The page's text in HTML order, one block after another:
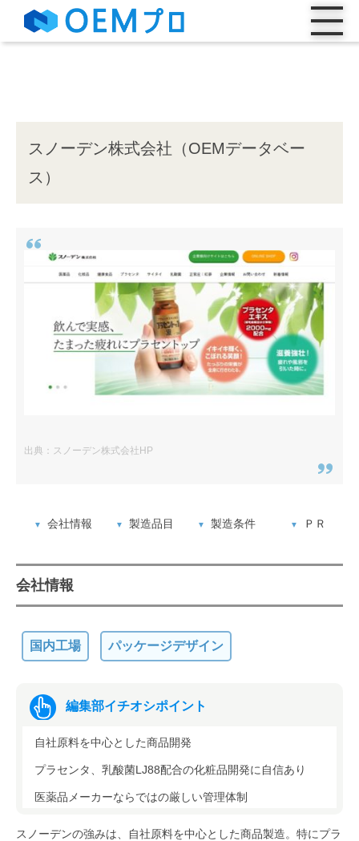
スノーデン株式会社（OEMデータベー
ス）
出典：スノーデン株式会社HP
会社情報 製造品目 製造条件 ＰＲ
会社情報
国内工場 パッケージデザイン
編集部イチオシポイント
自社原料を中心とした商品開発
プラセンタ、乳酸菌LJ88配合の化粧品開発に自信あり
医薬品メーカーならではの厳しい管理体制
スノーデンの強みは、自社原料を中心とした商品製造。特にプラ